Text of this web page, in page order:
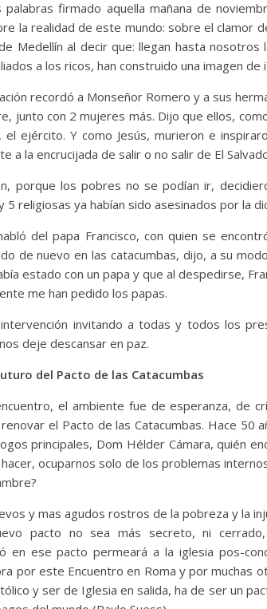
palabras firmado aquella mañana de
la realidad de este mundo: sobre el clamor
Medellín al decir que: llegan hasta
a los ricos, han construido una imagen de
recordó a Monseñor Romero y a sus
junto con 2 mujeres más. Dijo que ellos,
el ejército. Y como Jesús, murieron e
a la encrucijada de salir o no salir de El
porque los pobres no se podían ir,
5 religiosas ya habían sido asesinados por la
del papa Francisco, con quien se
de nuevo en las catacumbas, dijo, a su
estado con un papa y que al despedirse,
me han pedido los papas.
invitando a todas y todos los
deje descansar en paz.
del Pacto de las Catacumbas
el ambiente fue de esperanza, de
el Pacto de las Catacumbas. Hace 50
principales, Dom Hélder Cámara, quién
ocuparnos solo de los problemas
y mas agudos rostros de la pobreza y la
pacto no sea más secreto, ni
en ese pacto permeará a la iglesia pos-
por este Encuentro en Roma y por muchas
y ser de Iglesia en salida, ha de ser un